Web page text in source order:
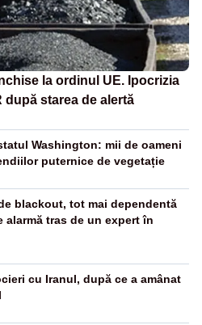
la ordinul UE. Ipocrizia
starea de alertă
Washington: mii de oameni
puternice de vegetație
blackout, tot mai dependentă
alarmă tras de un expert în
cu Iranul, după ce a amânat